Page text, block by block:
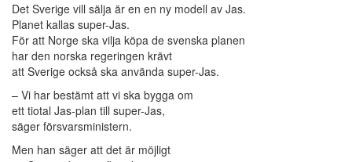
Det Sverige vill sälja är en en ny modell av Jas.
Planet kallas super-Jas.
För att Norge ska vilja köpa de svenska planen
har den norska regeringen krävt
att Sverige också ska använda super-Jas.
– Vi har bestämt att vi ska bygga om
ett tiotal Jas-plan till super-Jas,
säger försvarsministern.
Men han säger att det är möjligt